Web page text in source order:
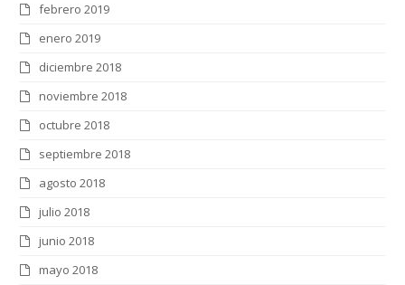
febrero 2019
enero 2019
diciembre 2018
noviembre 2018
octubre 2018
septiembre 2018
agosto 2018
julio 2018
junio 2018
mayo 2018